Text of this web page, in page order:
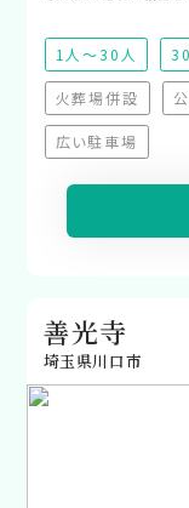
1人～30人
火葬場併設
（非対
広い駐車場
（非対応
善光寺
埼玉県川口市